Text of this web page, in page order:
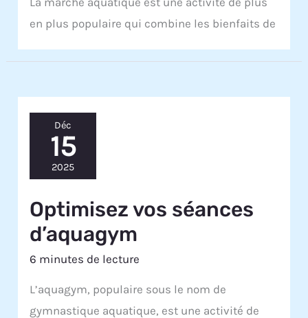
en plus populaire qui combine les bienfaits de
Déc
15
2025
Optimisez vos séances
d’aquagym
6 minutes de lecture
L’aquagym, populaire sous le nom de
gymnastique aquatique, est une activité de